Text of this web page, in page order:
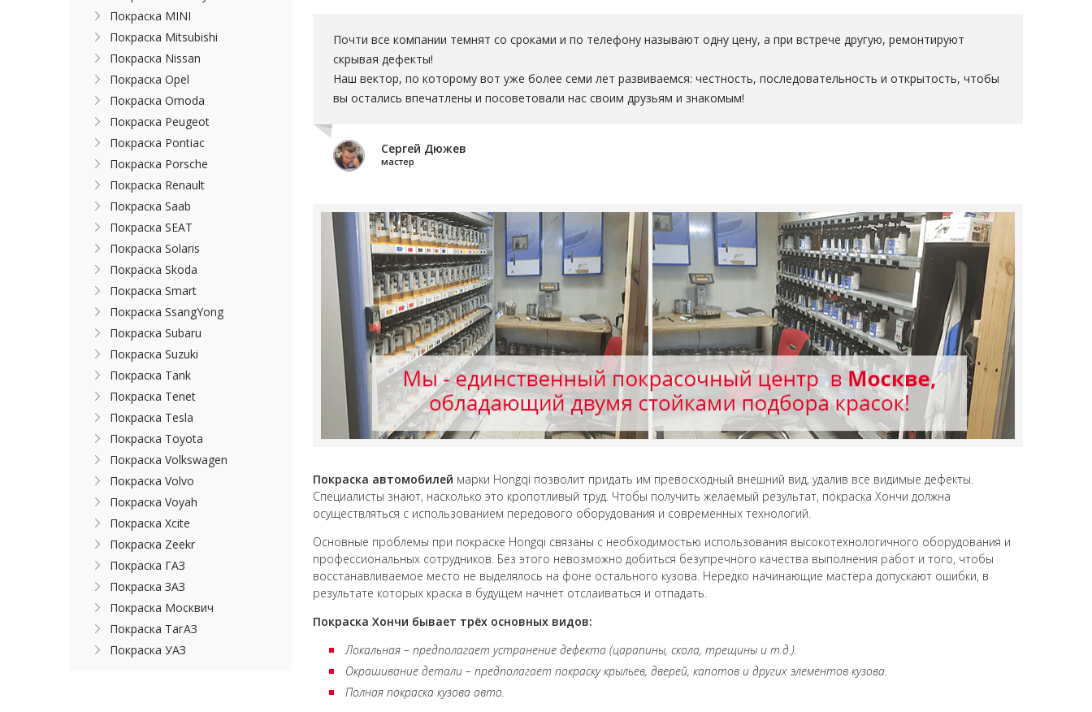
Почти все компании темнят со сроками и по телефону называют одну цену, а при встрече другую, ремонтируют
скрывая дефекты!
Наш вектор, по которому вот уже более семи лет развиваемся: честность, последовательность и открытость, чтобы
вы остались впечатлены и посоветовали нас своим друзьям и знакомым!
Сергей Дюжев
мастер
Покраска автомобилей марки Hongqi позволит придать им превосходный внешний вид, удалив все видимые дефекты.
Специалисты знают, насколько это кропотливый труд. Чтобы получить желаемый результат, покраска Хончи должна
осуществляться с использованием передового оборудования и современных технологий.
Основные проблемы при покраске Hongqi связаны с необходимостью использования высокотехнологичного оборудования и
профессиональных сотрудников. Без этого невозможно добиться безупречного качества выполнения работ и того, чтобы
восстанавливаемое место не выделялось на фоне остального кузова. Нередко начинающие мастера допускают ошибки, в
результате которых краска в будущем начнёт отслаиваться и отпадать.
Покраска Хончи бывает трёх основных видов:
Локальная – предполагает устранение дефекта (царапины, скола, трещины и т.д.).
Окрашивание детали – предполагает покраску крыльев, дверей, капотов и других элементов кузова.
Полная покраска кузова авто.
Покраска MINI
Покраска Mitsubishi
Покраска Nissan
Покраска Opel
Покраска Omoda
Покраска Peugeot
Покраска Pontiac
Покраска Porsche
Покраска Renault
Покраска Saab
Покраска SEAT
Покраска Solaris
Покраска Skoda
Покраска Smart
Покраска SsangYong
Покраска Subaru
Покраска Suzuki
Покраска Tank
Покраска Tenet
Покраска Tesla
Покраска Toyota
Покраска Volkswagen
Покраска Volvo
Покраска Voyah
Покраска Xcite
Покраска Zeekr
Покраска ГАЗ
Покраска ЗАЗ
Покраска Москвич
Покраска ТагАЗ
Покраска УАЗ